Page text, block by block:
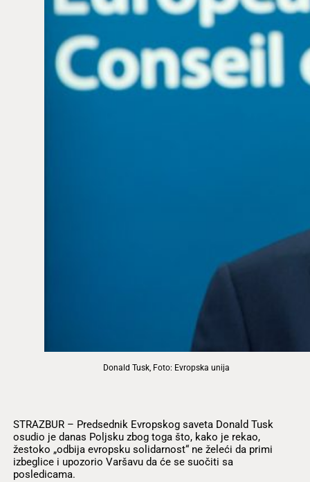
Donald Tusk, Foto: Evropska unija
STRAZBUR – Predsednik Evropskog saveta Donald Tusk
osudio je danas Poljsku zbog toga što, kako je rekao,
žestoko „odbija evropsku solidarnost“ ne želeći da primi
izbeglice i upozorio Varšavu da će se suočiti sa
posledicama.